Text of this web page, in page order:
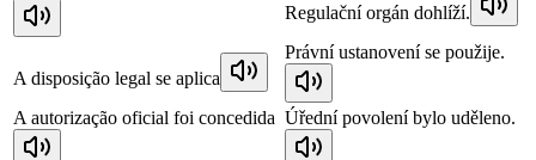
Regulační orgán dohlíží.
A disposição legal se aplica
Právní ustanovení se použije.
A autorização oficial foi concedida Úřední povolení bylo uděleno.